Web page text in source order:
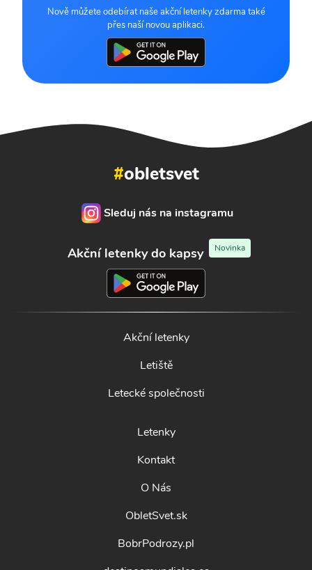
Nově můžete odebírat naše akční letenky zdarma také
přes naší novou aplikaci.
#obletsvet
Sleduj nás na instagramu
Akční letenky do kapsy Novinka
Akční letenky
Letiště
Letecké společnosti
Letenky
Kontakt
O Nás
ObletSvet.sk
BobrPodrozy.pl